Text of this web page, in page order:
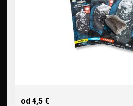
od 4,5 €